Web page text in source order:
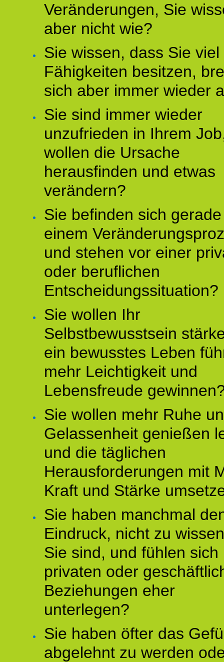
Veränderungen, Sie
aber nicht wie?
Sie wissen, dass Sie
Fähigkeiten besitzen,
sich aber immer wieder
Sie sind immer wieder
unzufrieden in Ihrem
wollen die Ursache
herausfinden und etwas
verändern?
Sie befinden sich
einem
und stehen vor einer
oder beruflichen
Entscheidungssituation?
Sie wollen Ihr
Selbstbewusstsein
ein bewusstes Leben
mehr Leichtigkeit und
Lebensfreude
Sie wollen mehr Ruhe
Gelassenheit genießen
und die täglichen
Herausforderungen mit
Kraft und Stärke
Sie haben manchmal
Eindruck, nicht zu
Sie sind, und fühlen sich
privaten oder
Beziehungen eher
unterlegen?
Sie haben öfter das
abgelehnt zu werden